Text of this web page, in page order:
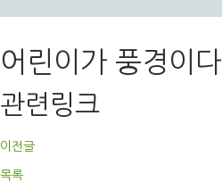
어린이가 풍경이다
관련링크
이전글
목록